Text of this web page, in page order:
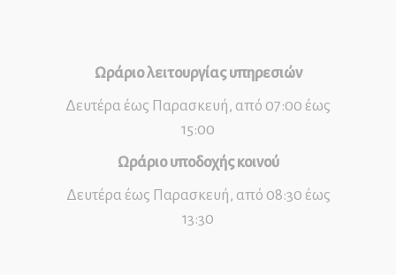
Ωράριο λειτουργίας υπηρεσιών
Δευτέρα έως Παρασκευή, από 07:00 έως
15:00
Ωράριο υποδοχής κοινού
Δευτέρα έως Παρασκευή, από 08:30 έως
13:30